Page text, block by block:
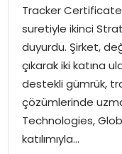
EKONOMI
MAGAZIN
DÜNYA
OTOMOBIL
Tracker Certificate
suretiyle ikinci
duyurdu. Şirket,
çıkarak iki katına
destekli gümrük,
çözümlerinde
Technologies,
katılımıyla…